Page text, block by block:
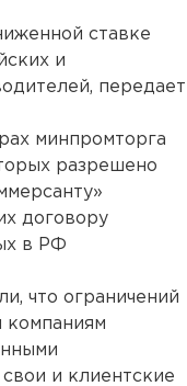
ставке
и
передает
минпромторга
разрешено
договору
в РФ
что ограничений
компаниям
и клиентские